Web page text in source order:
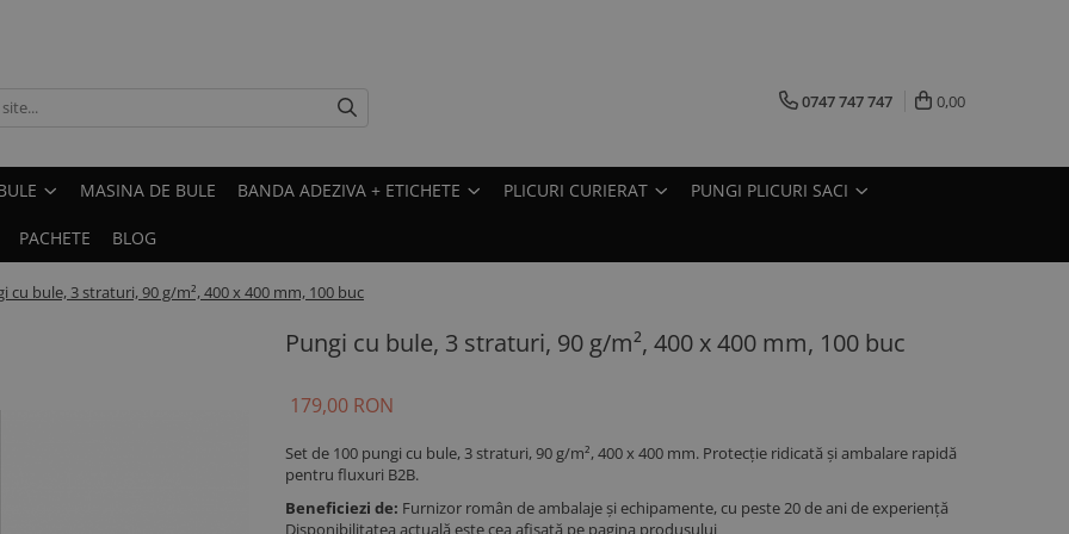
0747 747 747 0,00
MASINA DE BULE BANDA ADEZIVA + ETICHETE PLICURI CURIERAT PUNGI PLICURI SACI
PACHETE BLOG
cu bule, 3 straturi, 90 g/m², 400 x 400 mm, 100 buc
Pungi cu bule, 3 straturi, 90 g/m², 400 x 400 mm, 100 buc
179,00 RON
Set de 100 pungi cu bule, 3 straturi, 90 g/m², 400 x 400 mm. Protecție ridicată și ambalare rapidă
pentru fluxuri B2B.
Beneficiezi de: Furnizor român de ambalaje și echipamente, cu peste 20 de ani de experiență
Disponibilitatea actuală este cea afișată pe pagina produsului